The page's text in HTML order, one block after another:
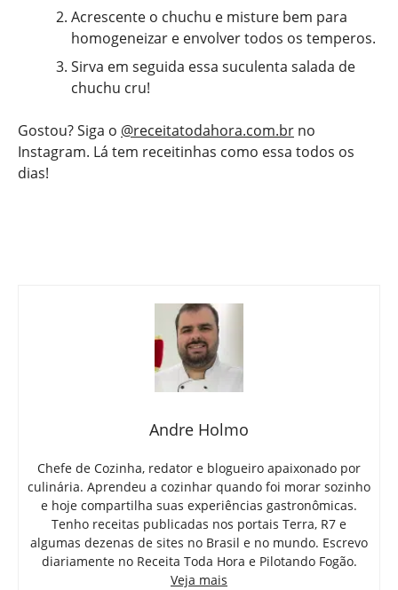
Acrescente o chuchu e misture bem para
homogeneizar e envolver todos os temperos.
Sirva em seguida essa suculenta salada de
chuchu cru!
Gostou? Siga o @receitatodahora.com.br no
Instagram. Lá tem receitinhas como essa todos os
dias!
Andre Holmo
Chefe de Cozinha, redator e blogueiro apaixonado por
culinária. Aprendeu a cozinhar quando foi morar sozinho
e hoje compartilha suas experiências gastronômicas.
Tenho receitas publicadas nos portais Terra, R7 e
algumas dezenas de sites no Brasil e no mundo. Escrevo
diariamente no Receita Toda Hora e Pilotando Fogão.
Veja mais